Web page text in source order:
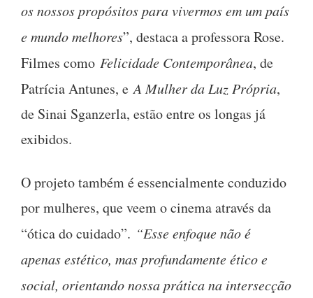
os nossos propósitos para vivermos em um país
e mundo melhores”, destaca a professora Rose.
Filmes como Felicidade Contemporânea, de
Patrícia Antunes, eA Mulher da Luz Própria,
de Sinai Sganzerla, estão entre os longas já
exibidos.
O projeto também é essencialmente conduzido
por mulheres, que veem o cinema através da
“ótica do cuidado”. “Esse enfoque não é
apenas estético, mas profundamente ético e
social, orientando nossa prática na intersecção